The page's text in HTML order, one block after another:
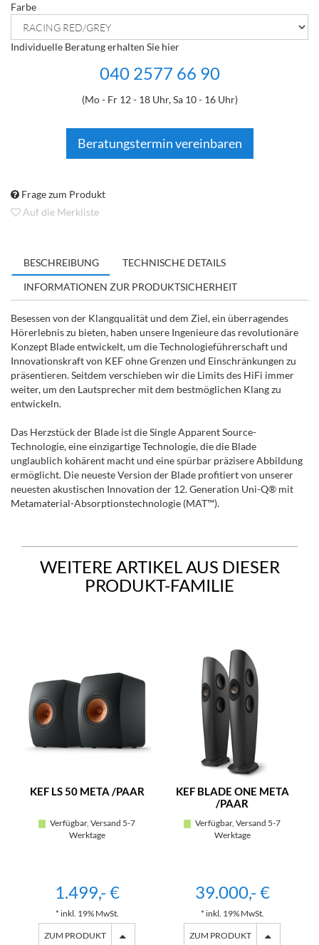
Farbe
Individuelle Beratung erhalten Sie hier
040 2577 66 90
(Mo - Fr 12 - 18 Uhr, Sa 10 - 16 Uhr)
Beratungstermin vereinbaren
Frage zum Produkt
Auf die Merkliste
BESCHREIBUNG
TECHNISCHE DETAILS
INFORMATIONEN ZUR PRODUKTSICHERHEIT
Besessen von der Klangqualität und dem Ziel, ein überragendes
Hörerlebnis zu bieten, haben unsere Ingenieure das revolutionäre
Konzept Blade entwickelt, um die Technologieführerschaft und
Innovationskraft von KEF ohne Grenzen und Einschränkungen zu
präsentieren. Seitdem verschieben wir die Limits des HiFi immer
weiter, um den Lautsprecher mit dem bestmöglichen Klang zu
entwickeln.
Das Herzstück der Blade ist die Single Apparent Source-
Technologie, eine einzigartige Technologie, die die Blade
unglaublich kohärent macht und eine spürbar präzisere Abbildung
ermöglicht. Die neueste Version der Blade profitiert von unserer
neuesten akustischen Innovation der 12. Generation Uni-Q® mit
Metamaterial-Absorptionstechnologie (MAT™).
WEITERE ARTIKEL AUS DIESER
PRODUKT-FAMILIE
KEF LS 50 META /PAAR
Verfügbar, Versand 5-7
Werktage
1.499,- €
* inkl. 19% MwSt.
ZUM PRODUKT
KEF BLADE ONE META
/PAAR
Verfügbar, Versand 5-7
Werktage
39.000,- €
* inkl. 19% MwSt.
ZUM PRODUKT